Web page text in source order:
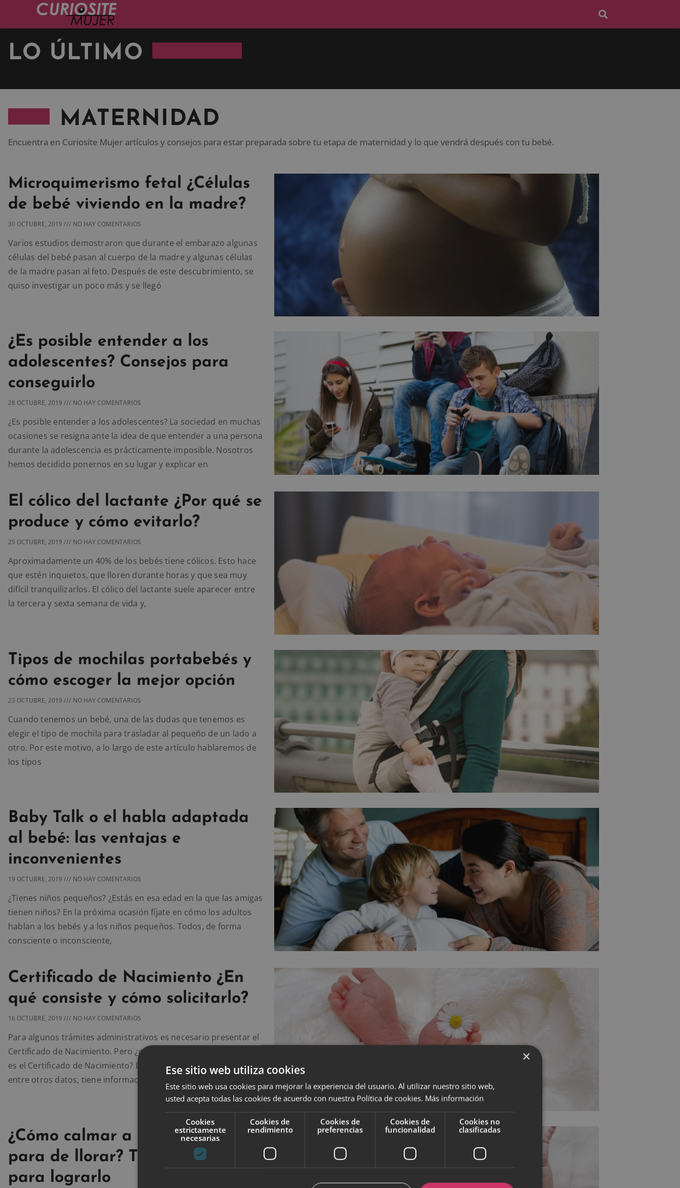
LO ÚLTIMO
MATERNIDAD
Encuentra en Curiosite Mujer artículos y consejos para estar preparada sobre tu etapa de maternidad y lo que vendrá después con tu bebé.
Microquimerismo fetal ¿Células
de bebé viviendo en la madre?
30 OCTUBRE, 2019 NO HAY COMENTARIOS
Varios estudios demostraron que durante el embarazo algunas
células del bebé pasan al cuerpo de la madre y algunas células
de la madre pasan al feto. Después de este descubrimiento, se
quiso investigar un poco más y se llegó
¿Es posible entender a los
adolescentes? Consejos para
conseguirlo
28 OCTUBRE, 2019 NO HAY COMENTARIOS
¿Es posible entender a los adolescentes? La sociedad en muchas
ocasiones se resigna ante la idea de que entender a una persona
durante la adolescencia es prácticamente imposible. Nosotros
hemos decidido ponernos en su lugar y explicar en
El cólico del lactante ¿Por qué se
produce y cómo evitarlo?
25 OCTUBRE, 2019 NO HAY COMENTARIOS
Aproximadamente un 40% de los bebés tiene cólicos. Esto hace
que estén inquietos, que lloren durante horas y que sea muy
difícil tranquilizarlos. El cólico del lactante suele aparecer entre
la tercera y sexta semana de vida y,
Tipos de mochilas portabebés y
cómo escoger la mejor opción
23 OCTUBRE, 2019 NO HAY COMENTARIOS
Cuando tenemos un bebé, una de las dudas que tenemos es
elegir el tipo de mochila para trasladar al pequeño de un lado a
otro. Por este motivo, a lo largo de este artículo hablaremos de
los tipos
Baby Talk o el habla adaptada
al bebé: las ventajas e
inconvenientes
19 OCTUBRE, 2019 NO HAY COMENTARIOS
¿Tienes niños pequeños? ¿Estás en esa edad en la que las amigas
tienen niños? En la próxima ocasión fíjate en cómo los adultos
hablan a los bebés y a los niños pequeños. Todos, de forma
consciente o inconsciente,
Certificado de Nacimiento ¿En
qué consiste y cómo solicitarlo?
16 OCTUBRE, 2019 NO HAY COMENTARIOS
Para algunos trámites administrativos es necesario presentar el
Certificado de Nacimiento. Pero ¿qué es? ¿Cómo se solicita? ¿Qué
es el Certificado de Nacimiento? El Certificado de Nacimiento,
entre otros datos, tiene información sobre la fecha y hora en
¿Cómo calmar a un bebé que no
para de llorar? Tips y consejos
para lograrlo
×
Ese sitio web utiliza cookies
Este sitio web usa cookies para mejorar la experiencia del usuario. Al utilizar nuestro sitio web,
usted acepta todas las cookies de acuerdo con nuestra Política de cookies. Más información
Cookies
estrictamente
necesarias
Cookies de
rendimiento
Cookies de
preferencias
Cookies de
funcionalidad
Cookies no
clasificadas